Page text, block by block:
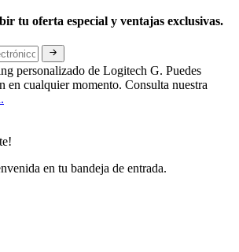
tu oferta especial y ventajas exclusivas.
personalizado de Logitech G. Puedes
en cualquier momento. Consulta nuestra
en tu bandeja de entrada.